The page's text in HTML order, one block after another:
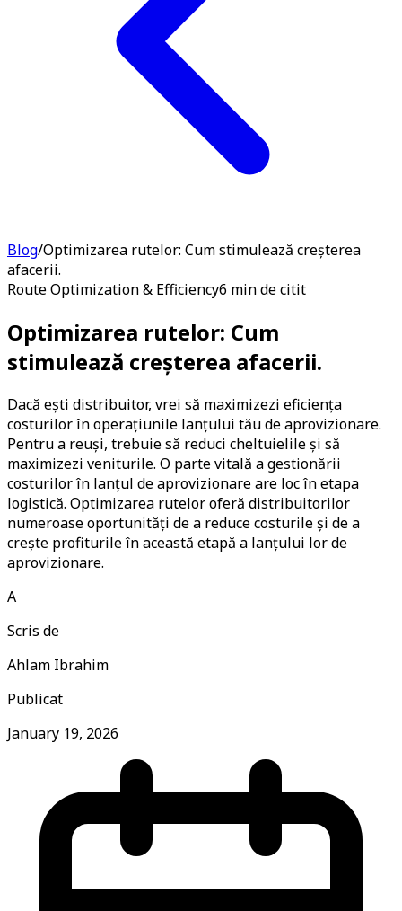
Blog/Optimizarea rutelor: Cum stimulează creșterea
afacerii.
Route Optimization & Efficiency6 min de citit
Optimizarea rutelor: Cum
stimulează creșterea afacerii.
Dacă ești distribuitor, vrei să maximizezi eficiența
costurilor în operațiunile lanțului tău de aprovizionare.
Pentru a reuși, trebuie să reduci cheltuielile și să
maximizezi veniturile. O parte vitală a gestionării
costurilor în lanțul de aprovizionare are loc în etapa
logistică. Optimizarea rutelor oferă distribuitorilor
numeroase oportunități de a reduce costurile și de a
crește profiturile în această etapă a lanțului lor de
aprovizionare.
A
Scris de
Ahlam Ibrahim
Publicat
January 19, 2026